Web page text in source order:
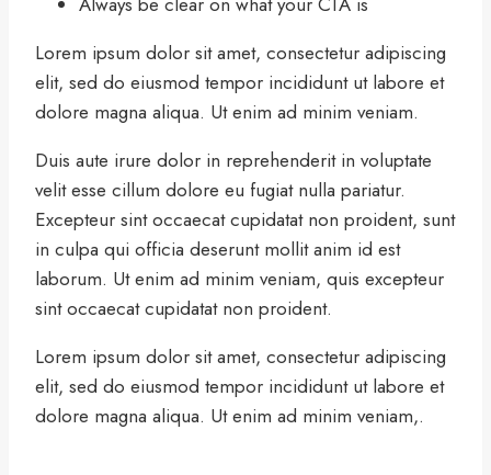
Lorem ipsum dolor sit amet, consectetur adipiscing
elit, sed do eiusmod tempor incididunt ut labore et
dolore magna aliqua. Ut enim ad minim veniam.
Duis aute irure dolor in reprehenderit in voluptate
velit esse cillum dolore eu fugiat nulla pariatur.
Excepteur sint occaecat cupidatat non proident, sunt
in culpa qui officia deserunt mollit anim id est
laborum. Ut enim ad minim veniam, quis excepteur
sint occaecat cupidatat non proident.
Lorem ipsum dolor sit amet, consectetur adipiscing
elit, sed do eiusmod tempor incididunt ut labore et
dolore magna aliqua. Ut enim ad minim veniam,.